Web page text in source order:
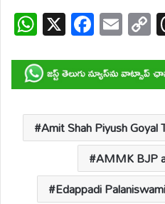
W
h
at
s
A
p
X F
ac
e
b
o
o
k
E
m
ail
o
p
y
n
k
Amit Shah Piyush Goyal
AMMK BJP
Edappadi